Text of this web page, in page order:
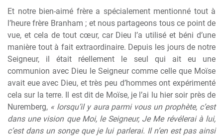
Et notre bien-aimé frère a spécialement mentionné tout à
l’heure frère Branham ; et nous partageons tous ce point de
vue, et cela de tout cœur, car Dieu l’a utilisé et béni d’une
manière tout à fait extraordinaire. Depuis les jours de notre
Seigneur, il était réellement le seul qui ait eu une
communion avec Dieu le Seigneur comme celle que Moïse
avait eue avec Dieu, et très peu d’hommes ont expérimenté
cela sur la terre. Il est dit de Moïse, je l’ai lu hier soir près de
Nuremberg, « lorsqu’il y aura parmi vous un prophète, c’est
dans une vision que Moi, le Seigneur, Je Me révélerai à lui,
c’est dans un songe que je lui parlerai. Il n’en est pas ainsi